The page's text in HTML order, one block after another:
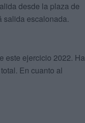
desde la plaza de
salida escalonada.
este ejercicio 2022. Ha
En cuanto al